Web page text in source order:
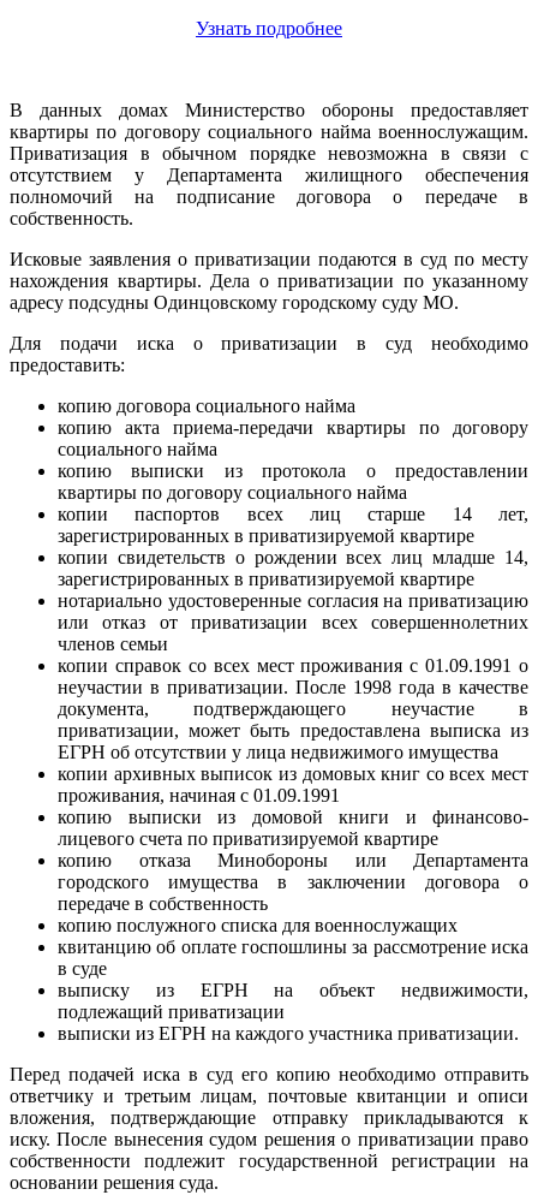
Узнать подробнее
В данных домах Министерство обороны предоставляет
квартиры по договору социального найма военнослужащим.
Приватизация в обычном порядке невозможна в связи с
отсутствием у Департамента жилищного обеспечения
полномочий на подписание договора о передаче в
собственность.
Исковые заявления о приватизации подаются в суд по месту
нахождения квартиры. Дела о приватизации по указанному
адресу подсудны Одинцовскому городскому суду МО.
Для подачи иска о приватизации в суд необходимо
предоставить:
копию договора социального найма
копию акта приема-передачи квартиры по договору
социального найма
копию выписки из протокола о предоставлении
квартиры по договору социального найма
копии паспортов всех лиц старше 14 лет,
зарегистрированных в приватизируемой квартире
копии свидетельств о рождении всех лиц младше 14,
зарегистрированных в приватизируемой квартире
нотариально удостоверенные согласия на приватизацию
или отказ от приватизации всех совершеннолетних
членов семьи
копии справок со всех мест проживания с 01.09.1991 о
неучастии в приватизации. После 1998 года в качестве
документа, подтверждающего неучастие в
приватизации, может быть предоставлена выписка из
ЕГРН об отсутствии у лица недвижимого имущества
копии архивных выписок из домовых книг со всех мест
проживания, начиная с 01.09.1991
копию выписки из домовой книги и финансово-
лицевого счета по приватизируемой квартире
копию отказа Минобороны или Департамента
городского имущества в заключении договора о
передаче в собственность
копию послужного списка для военнослужащих
квитанцию об оплате госпошлины за рассмотрение иска
в суде
выписку из ЕГРН на объект недвижимости,
подлежащий приватизации
выписки из ЕГРН на каждого участника приватизации.
Перед подачей иска в суд его копию необходимо отправить
ответчику и третьим лицам, почтовые квитанции и описи
вложения, подтверждающие отправку прикладываются к
иску. После вынесения судом решения о приватизации право
собственности подлежит государственной регистрации на
основании решения суда.